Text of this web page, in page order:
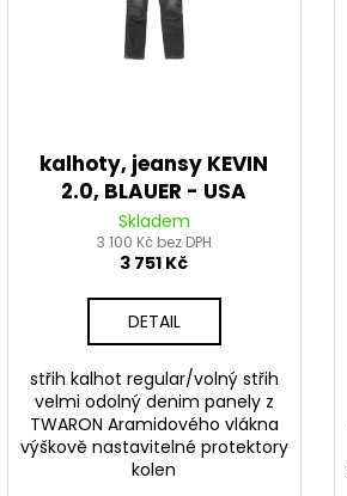
kalhoty, jeansy KEVIN
2.0, BLAUER - USA
(šedé)
Skladem
3 100 Kč bez DPH
3 751 Kč
DETAIL
střih kalhot regular/volný střih
velmi odolný denim panely z
TWARON Aramidového vlákna
výškově nastavitelné protektory
kolen
PITBIKE DUŠE ZADNÍ 14 PALCŮ
210 Kč